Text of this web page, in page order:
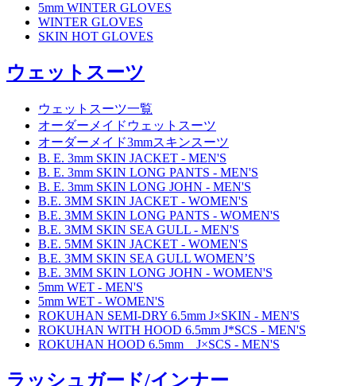
5mm WINTER GLOVES
WINTER GLOVES
SKIN HOT GLOVES
ウェットスーツ
ウェットスーツ一覧
オーダーメイドウェットスーツ
オーダーメイド3mmスキンスーツ
B. E. 3mm SKIN JACKET - MEN'S
B. E. 3mm SKIN LONG PANTS - MEN'S
B. E. 3mm SKIN LONG JOHN - MEN'S
B.E. 3MM SKIN JACKET - WOMEN'S
B.E. 3MM SKIN LONG PANTS - WOMEN'S
B.E. 3MM SKIN SEA GULL - MEN'S
B.E. 5MM SKIN JACKET - WOMEN'S
B.E. 3MM SKIN SEA GULL WOMEN’S
B.E. 3MM SKIN LONG JOHN - WOMEN'S
5mm WET - MEN'S
5mm WET - WOMEN'S
ROKUHAN SEMI-DRY 6.5mm J×SKIN - MEN'S
ROKUHAN WITH HOOD 6.5mm J*SCS - MEN'S
ROKUHAN HOOD 6.5mm J×SCS - MEN'S
ラッシュガード/インナー